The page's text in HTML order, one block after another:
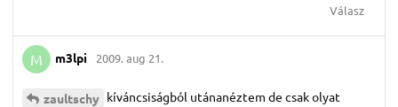
Válasz
M m3lpi 2009. aug 21.
zaultschy kíváncsiságból utánanéztem de csak olyat